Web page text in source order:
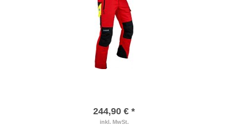
244,90 € *
inkl. MwSt.